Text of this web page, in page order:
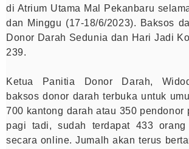
di Atrium Utama Mal Pekanbaru
dan Minggu (17-18/6/2023). Baksos
Donor Darah Sedunia dan Hari Jadi
239.
Ketua Panitia Donor Darah,
baksos donor darah terbuka untuk
700 kantong darah atau 350 pendonor
pagi tadi, sudah terdapat 433 orang
secara online. Jumalh akan terus